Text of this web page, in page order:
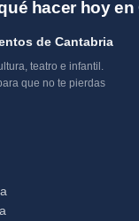
hacer hoy en
de Cantabria
teatro e infantil.
que no te pierdas